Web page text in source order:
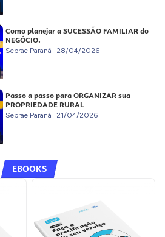
Como planejar a SUCESSÃO FAMILIAR do
NEGÓCIO.
Sebrae Paraná 28/04/2026
Passo a passo para ORGANIZAR sua
PROPRIEDADE RURAL
Sebrae Paraná 21/04/2026
EBOOKS